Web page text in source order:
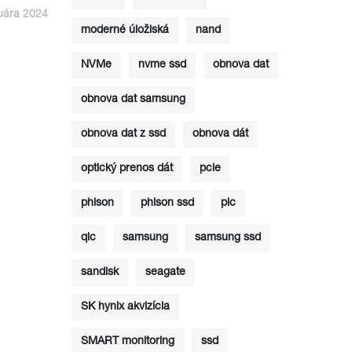
2024
moderné úložiská nand
NVMe nvme ssd obnova dat
obnova dat samsung
obnova dat z ssd obnova dát
optický prenos dát pcie
phison phison ssd plc
qlc samsung samsung ssd
sandisk seagate
SK hynix akvizícia
SMART monitoring ssd